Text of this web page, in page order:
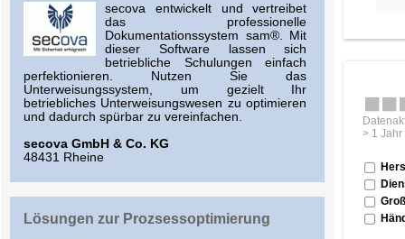
secova entwickelt und vertreibet
das professionelle
Dokumentationssystem sam®. Mit
dieser Software lassen sich
betriebliche Schulungen einfach
perfektionieren. Nutzen Sie das
Unterweisungssystem, um gezielt Ihr
betriebliches Unterweisungswesen zu optimieren
und dadurch spürbar zu vereinfachen.
secova GmbH & Co. KG
48431 Rheine
Lösungen zur Prozsessoptimierung
> 1 Jahr